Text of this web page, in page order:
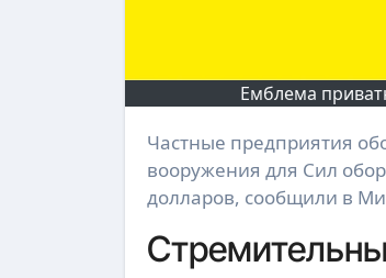
Емблема
Частные предприятия оборонно-промышленного комплекса Украины обеспечили более 70%
вооружения для Сил
долларов, сообщили в